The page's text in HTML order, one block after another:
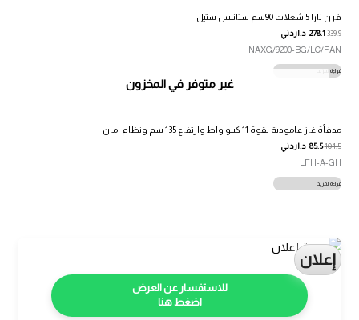
فرن نارا 5 شعلات 90سم ستانلس ستيل
339.9
278.1 د.اردني
NAXG/9200-BG/LC/FAN
قراءة المزيد
غير متوفر في المخزون
مدفأة غاز عامودية بقوة 11 كيلو واط وارتفاع 135 سم ونظام امان
104.5
85.5 د.اردني
LFH-A-GH
قراءة المزيد
إعلان
اضغط هنا